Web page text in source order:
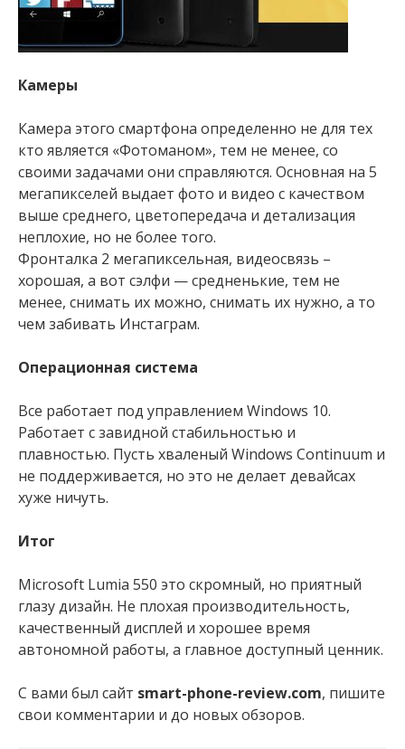
Камеры
Камера этого смартфона определенно не для тех
кто является «Фотоманом», тем не менее, со
своими задачами они справляются. Основная на 5
мегапикселей выдает фото и видео с качеством
выше среднего, цветопередача и детализация
неплохие, но не более того.
Фронталка 2 мегапиксельная, видеосвязь –
хорошая, а вот сэлфи — средненькие, тем не
менее, снимать их можно, снимать их нужно, а то
чем забивать Инстаграм.
Операционная система
Все работает под управлением Windows 10.
Работает с завидной стабильностью и
плавностью. Пусть хваленый Windows Continuum и
не поддерживается, но это не делает девайсах
хуже ничуть.
Итог
Microsoft Lumia 550 это скромный, но приятный
глазу дизайн. Не плохая производительность,
качественный дисплей и хорошее время
автономной работы, а главное доступный ценник.
С вами был сайт smart-phone-review.com, пишите
свои комментарии и до новых обзоров.